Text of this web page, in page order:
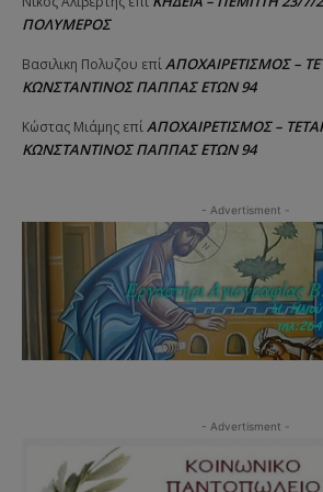
ΠΟΛΥΜΕΡΟΣ
Βασιλικη Πολυζου επίΑΠΟΧΑΙΡΕΤΙΣΜΟΣ –
ΚΩΝΣΤΑΝΤΙΝΟΣ ΠΑΠΠΑΣ ΕΤΩΝ 94
Κώστας Μιάμης επίΑΠΟΧΑΙΡΕΤΙΣΜΟΣ –
ΚΩΝΣΤΑΝΤΙΝΟΣ ΠΑΠΠΑΣ ΕΤΩΝ 94
- Advertisment -
- Advertisment -